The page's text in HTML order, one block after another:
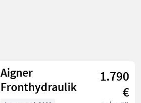
Paese Filtri
Aigner
Fronthydraulik
1.790
€